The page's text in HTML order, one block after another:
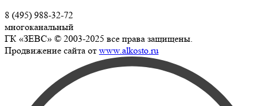
8 (495) 988-32-72
многоканальный
ГК «ЗЕВС» © 2003-2025 все права защищены.
Продвижение сайта от www.alkosto.ru